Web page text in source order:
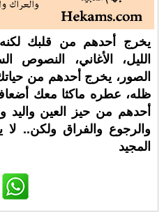
يخرج أحدهم من قلبك
الليل، الأغاني، النصوص
الصور، يخرج أحدهم من
ظله، عطره ماكثا معك
أحدهم من حيز العين واليد
والرجوع والفراق ولكن.. لا
المجيد